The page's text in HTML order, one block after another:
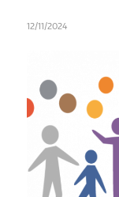
12/11/2024